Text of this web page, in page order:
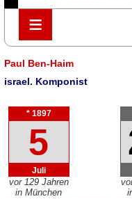
≡
≡
Paul Ben-Haim
israel. Komponist
* 1897
5
Juli
vor 129 Jahren
in München